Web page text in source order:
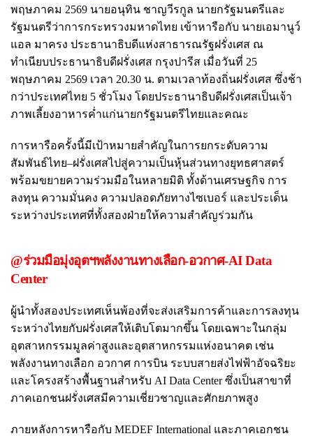
พฤษภาคม 2569 นายอนุทิน ชาญวีรกูล นายกรัฐมนตรีและ
รัฐมนตรีว่าการกระทรวงมหาดไทย เข้าหารือกับ นายเอมานูว์
แอล มาครง ประธานาธิบดีแห่งสาธารณรัฐฝรั่งเศส ณ
ทำเนียบประธานาธิบดีฝรั่งเศส กรุงปารีส เมื่อวันที่ 25
พฤษภาคม 2569 เวลา 20.30 น. ตามเวลาท้องถิ่นฝรั่งเศส ซึ่งช้า
กว่าประเทศไทย 5 ชั่วโมง โดยประธานาธิบดีฝรั่งเศสเป็นเจ้า
ภาพเลี้ยงอาหารค่ำแก่นายกรัฐมนตรีไทยและคณะ
การหารือครั้งนี้มีเป้าหมายสำคัญในการยกระดับความ
สัมพันธ์ไทย–ฝรั่งเศสไปสู่ความเป็นหุ้นส่วนทางยุทธศาสตร์
พร้อมขยายความร่วมมือในหลายมิติ ทั้งด้านเศรษฐกิจ การ
ลงทุน ความมั่นคง ความปลอดภัยทางไซเบอร์ และประเด็น
ระหว่างประเทศที่ทั้งสองฝ่ายให้ความสำคัญร่วมกัน
@ร่วมมือมุ่งอุตฯพลังงานทางเลือก-อวกาศ-AI Data
Center
ผู้นำทั้งสองประเทศเห็นพ้องที่จะส่งเสริมการค้าและการลงทุน
ระหว่างไทยกับฝรั่งเศสให้เติบโตมากขึ้น โดยเฉพาะในกลุ่ม
อุตสาหกรรมมูลค่าสูงและอุตสาหกรรมแห่งอนาคต เช่น
พลังงานทางเลือก อวกาศ การบิน ระบบสายส่งไฟฟ้าอัจฉริยะ
และโครงสร้างพื้นฐานสำหรับ AI Data Center ซึ่งเป็นสาขาที่
ภาคเอกชนฝรั่งเศสมีความเชี่ยวชาญและศักยภาพสูง
ภายหลังการหารือกับ MEDEF International และภาคเอกชน